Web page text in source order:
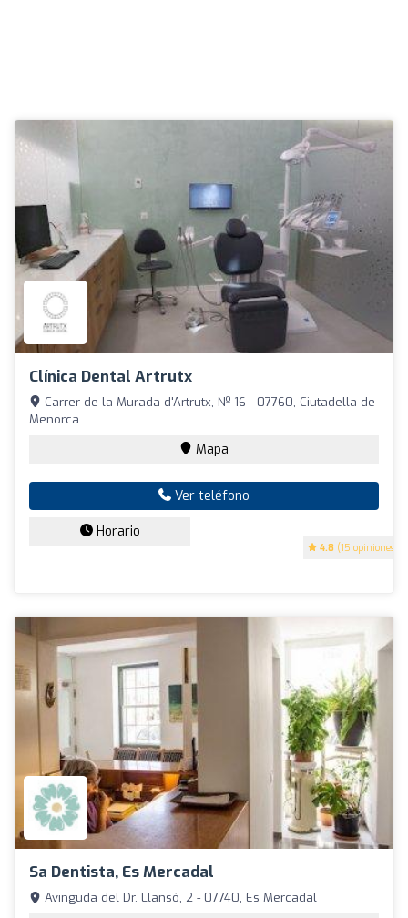
Clínica Dental Artrutx
4.8 (15 opiniones)
Carrer de la Murada d'Artrutx, Nº 16 - 07760, Ciutadella de
Menorca
Mapa
Ver teléfono
Horario
Sa Dentista, Es Mercadal
Avinguda del Dr. Llansó, 2 - 07740, Es Mercadal